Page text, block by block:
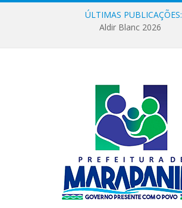
ÚLTIMAS PUBLICAÇÕES:
Aldir Blanc 2026